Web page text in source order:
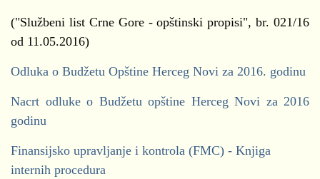
("Službeni list Crne Gore - opštinski propisi", br. 021/16
od 11.05.2016)
Odluka o Budžetu Opštine Herceg Novi za 2016. godinu
Nacrt odluke o Budžetu opštine Herceg Novi za 2016
godinu
Finansijsko upravljanje i kontrola (FMC) - Knjiga
internih procedura